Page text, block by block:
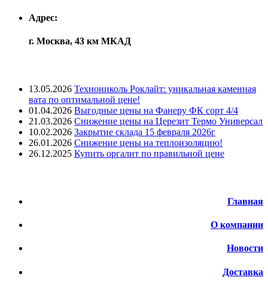
Адрес:
г. Москва, 43 км МКАД
13.05.2026 Технониколь Роклайт: уникальная каменная
вата по оптимальной цене!
01.04.2026 Выгодные цены на Фанеру ФК сорт 4/4
21.03.2026 Снижение цены на Церезит Термо Универсал
10.02.2026 Закрытие склада 15 февраля 2026г
26.01.2026 Снижение цены на теплоизоляцию!
26.12.2025 Купить оргалит по правильной цене
Главная
О компании
Новости
Доставка